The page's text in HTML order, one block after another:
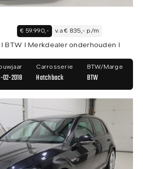
€ 59.990,- v.a € 835,- p/m
BTW I Merkdealer onderhouden I
02-2018
Carrosserie
Hatchback
BTW/Marge
BTW